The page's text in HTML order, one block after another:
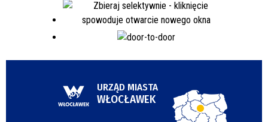
URZĄD MIASTA
WŁOCŁAWEK